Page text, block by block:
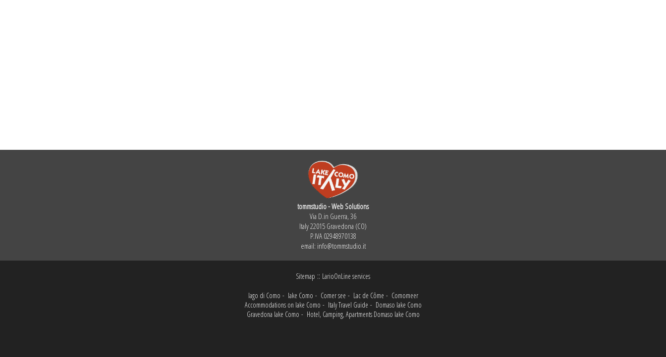
tommstudio - Web Solutions
Via D.in Guerra, 36
Italy 22015 Gravedona (CO)
P.IVA 02948970138
email: info@tommstudio.it
Sitemap :: LarioOnLine services
lago di Como - lake Como - Comer see - Lac de Côme - Comomeer
Accommodations on lake Como - Italy Travel Guide - Domaso lake Como
Gravedona lake Como - Hotel, Camping, Apartments Domaso lake Como